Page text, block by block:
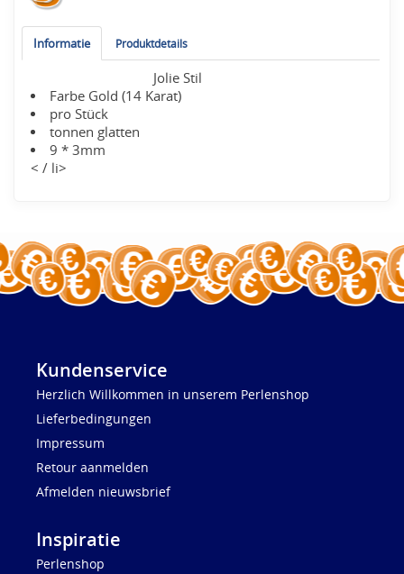
Informatie Produktdetails
Jolie Stil
Farbe Gold (14 Karat)
pro Stück
tonnen glatten
9 * 3mm
< / li>
Kundenservice
Herzlich Willkommen in unserem Perlenshop
Lieferbedingungen
Impressum
Retour aanmelden
Afmelden nieuwsbrief
Inspiratie
Perlenshop